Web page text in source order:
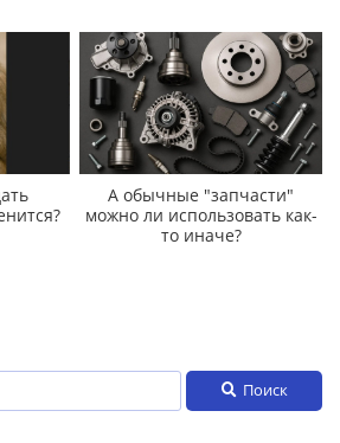
А обычные "запчасти"
можно ли использовать как-
то иначе?
Поиск